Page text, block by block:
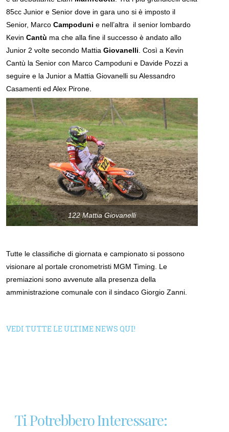
85cc Junior e Senior dove in gara uno si è imposto il
Senior, MarcoCampoduni e nell’altra il senior lombardo
KevinCantù ma che alla fine il successo è andato allo
Junior 2 volte secondo MattiaGiovanelli . Così a Kevin
Cantù la Senior con Marco Campoduni e Davide Pozzi a
seguire e la Junior a Mattia Giovanelli su Alessandro
Casamenti ed Alex Pirone.
122 Mattia Giovanelli
Tutte le classifiche di giornata e campionato si possono
visionare al portale cronometristi MGM Timing. Le
premiazioni sono avvenute alla presenza della
amministrazione comunale con il sindaco Giorgio Zanni.
VEDI TUTTE LE ULTIME NEWS QUI!
Ti Potrebbero Interessare: